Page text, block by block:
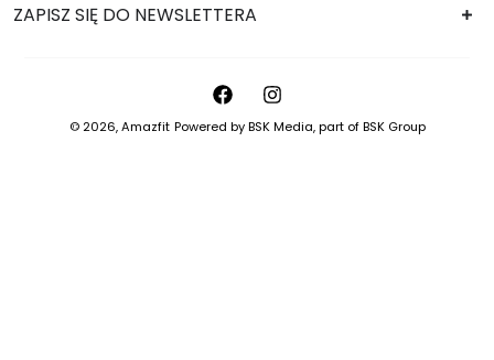
ZAPISZ SIĘ DO NEWSLETTERA
© 2026,Amazfit Powered byBSK Media, part ofBSK Group